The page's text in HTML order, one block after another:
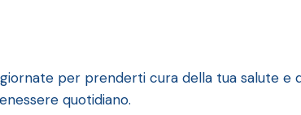
per prenderti cura della tua salute e
quotidiano.